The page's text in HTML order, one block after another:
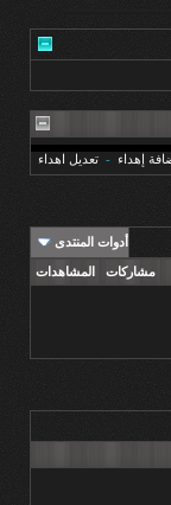
إهداء - تعديل اهداء
أدوات المنتدى
مشاركات المشاهدات